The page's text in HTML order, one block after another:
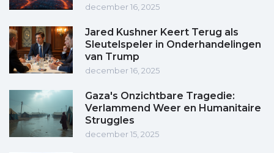
december 16, 2025
Jared Kushner Keert Terug als
Sleutelspeler in Onderhandelingen
van Trump
december 16, 2025
Gaza's Onzichtbare Tragedie:
Verlammend Weer en Humanitaire
Struggles
december 15, 2025